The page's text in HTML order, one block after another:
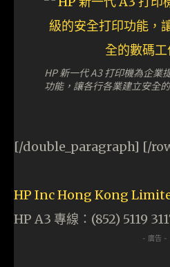
HP 新一代 A3 打印機為企業
功能，讓各行各業建立安全
[/double_paragraph] [/
HP Inc Hong Kong
HP A3 專線：(852) 5119
- 廣告 -